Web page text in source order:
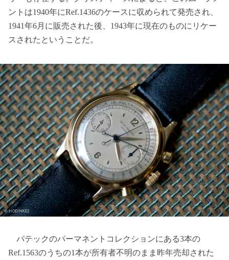
ントは1940年にRef.1436のケースに収められて発売され、
1941年6月に販売された後、1943年に現在のものにリケー
スされたということだ。
パテックのパーマネントコレクションにある3本の
Ref.1563のうちの1本が所有者不明のまま昨年売却された